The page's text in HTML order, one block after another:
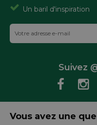
Un baril d'inspiration
Suivez
Vous avez une